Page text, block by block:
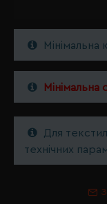
Мінімальна
Для
технічних